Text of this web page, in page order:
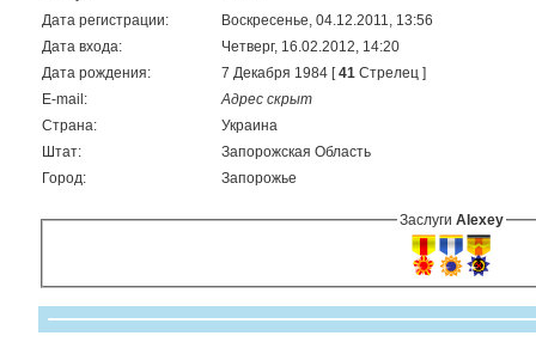
Дата регистрации:
Воскресенье, 04.12.2011, 13:56
Дата входа:
Четверг, 16.02.2012, 14:20
Дата рождения:
7 Декабря 1984 [41 Стрелец ]
E-mail:
Адрес скрыт
Страна:
Украина
Штат:
Запорожская Область
Город:
Запорожье
Заслуги Alexey